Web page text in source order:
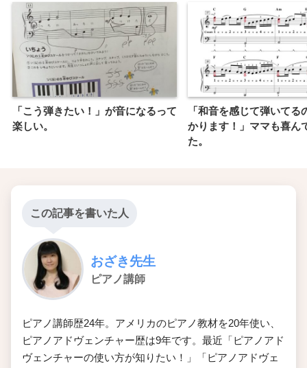
「こう弾きたい！」が音になるって
楽しい。
「和音を感じて弾いてる
かります！」ママも喜ん
た。
この記事を書いた人
おざき先生
ピアノ講師
ピアノ講師歴24年。アメリカのピアノ教材を20年使い、
ピアノアドヴェンチャー歴は9年です。最近「ピアノアド
ヴェンチャーの使い方が知りたい！」「ピアノアドヴェ